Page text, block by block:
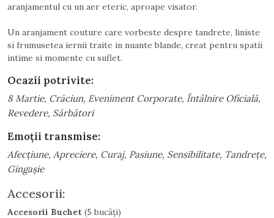
aranjamentul cu un aer eteric, aproape visator.
Un aranjament couture care vorbeste despre tandrete, liniste
si frumusetea iernii traite in nuante blande, creat pentru spatii
intime si momente cu suflet.
Ocazii potrivite:
8 Martie, Crăciun, Eveniment Corporate, Întâlnire Oficială,
Revedere, Sărbători
Emoții transmise:
Afecțiune, Apreciere, Curaj, Pasiune, Sensibilitate, Tandrețe,
Gingașie
Accesorii:
Accesorii Buchet (5 bucăți)